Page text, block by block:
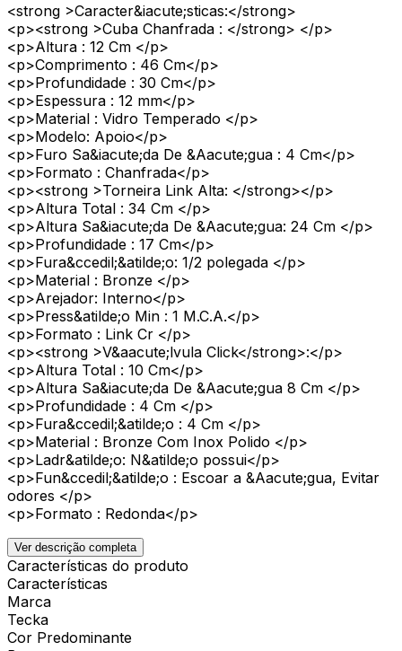
<strong >Caracter&iacute;sticas:</strong>
<p><strong >Cuba Chanfrada : </strong> </p>
<p>Altura : 12 Cm </p>
<p>Comprimento : 46 Cm</p>
<p>Profundidade : 30 Cm</p>
<p>Espessura : 12 mm</p>
<p>Material : Vidro Temperado </p>
<p>Modelo: Apoio</p>
<p>Furo Sa&iacute;da De &Aacute;gua : 4 Cm</p>
<p>Formato : Chanfrada</p>
<p><strong >Torneira Link Alta: </strong></p>
<p>Altura Total : 34 Cm </p>
<p>Altura Sa&iacute;da De &Aacute;gua: 24 Cm </p>
<p>Profundidade : 17 Cm</p>
<p>Fura&ccedil;&atilde;o: 1/2 polegada </p>
<p>Material : Bronze </p>
<p>Arejador: Interno</p>
<p>Press&atilde;o Min : 1 M.C.A.</p>
<p>Formato : Link Cr </p>
<p><strong >V&aacute;lvula Click</strong>:</p>
<p>Altura Total : 10 Cm</p>
<p>Altura Sa&iacute;da De &Aacute;gua 8 Cm </p>
<p>Profundidade : 4 Cm </p>
<p>Fura&ccedil;&atilde;o : 4 Cm </p>
<p>Material : Bronze Com Inox Polido </p>
<p>Ladr&atilde;o: N&atilde;o possui</p>
<p>Fun&ccedil;&atilde;o : Escoar a &Aacute;gua, Evitar
odores </p>
<p>Formato : Redonda</p>
Ver descrição completa
Características do produto
Características
Marca
Tecka
Cor Predominante